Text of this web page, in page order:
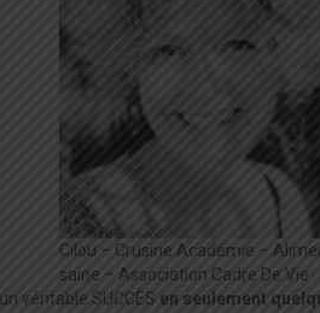
Cilou – Crusine Académie –
saine – Association Cadre De Vie
véritable SUCCÈS en seulement